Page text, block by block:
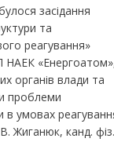
засідання
та
реагування»
НАЕК
органів влади та
проблеми
в умовах
Жиганюк, канд.